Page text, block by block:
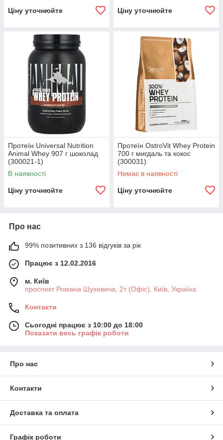
Ціну уточнюйте Ціну уточнюйте
Протеїн Universal Nutrition
Animal Whey 907 г шоколад
(300021-1)
В наявності
Ціну уточнюйте
Протеїн OstroVit Whey Protein
700 г мигдаль та кокос
(300031)
Немає в наявності
Ціну уточнюйте
Про нас
99% позитивних з 136 відгуків за рік
Працює з 12.02.2016
м. Київ
проспект Романа Шухевича, 2т (Офіс), Київ, Україна
Контакти
Сьогодні працює з 10:00 до 18:00
Показати весь графік роботи
Про нас
Контакти
Доставка та оплата
Графік роботи